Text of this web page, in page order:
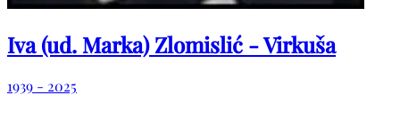
Iva (ud. Marka) Zlomislić - Virkuša
1939 - 2025